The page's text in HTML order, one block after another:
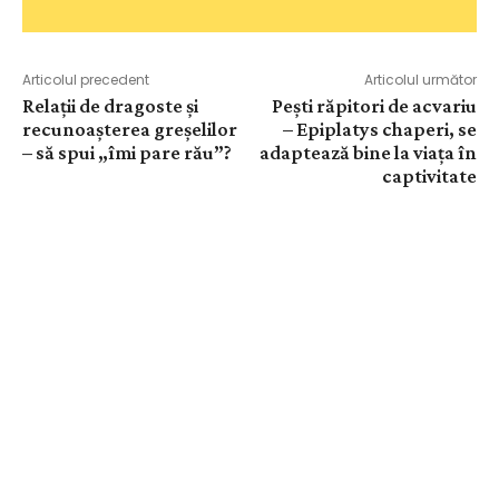
Articolul precedent
Relaţii de dragoste și
recunoașterea greșelilor
– să spui „îmi pare rău”?
Articolul următor
Pești răpitori de acvariu
– Epiplatys chaperi, se
adaptează bine la viața în
captivitate